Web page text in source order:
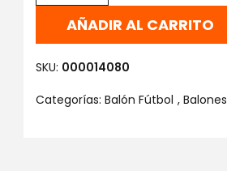
AÑADIR AL CARRITO
SKU: 000014080
Categorías: Balón Fútbol , Balones